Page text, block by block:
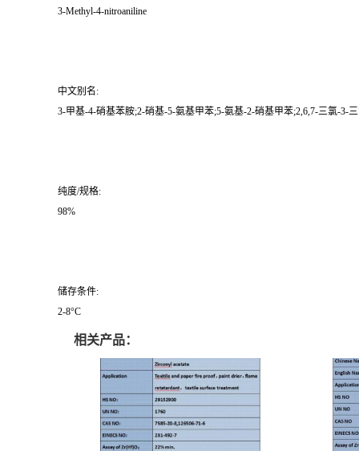
3-Methyl-4-nitroaniline
中文别名:
3-甲基-4-硝基苯胺;2-硝基-5-氨基甲苯;5-氨基-2-硝基甲苯;2,6,7-三氯-3-
纯度/规格:
98%
储存条件:
2-8°C
相关产品：